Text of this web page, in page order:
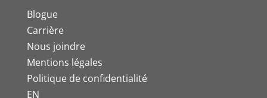
Blogue
Carrière
Nous joindre
Mentions légales
Politique de confidentialité
EN